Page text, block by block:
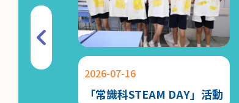
2026-07-16
「常識科STEAM DAY」活動